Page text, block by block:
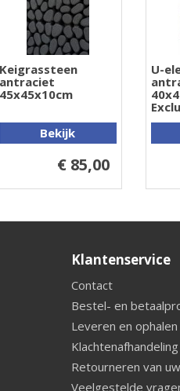
Keigrassteen
antraciet
45x45x10cm
Bekijk
€ 85,00
U-
Klantenservice
Contact
Bestel- en
Leveren en ophalen
Klachtenafhandeling
Retourneren van
Veelgestelde